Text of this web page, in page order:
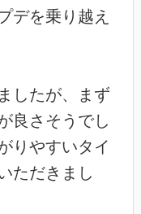
デを乗り越え
したが、まず
良さそうでし
りやすいタイ
ただきまし